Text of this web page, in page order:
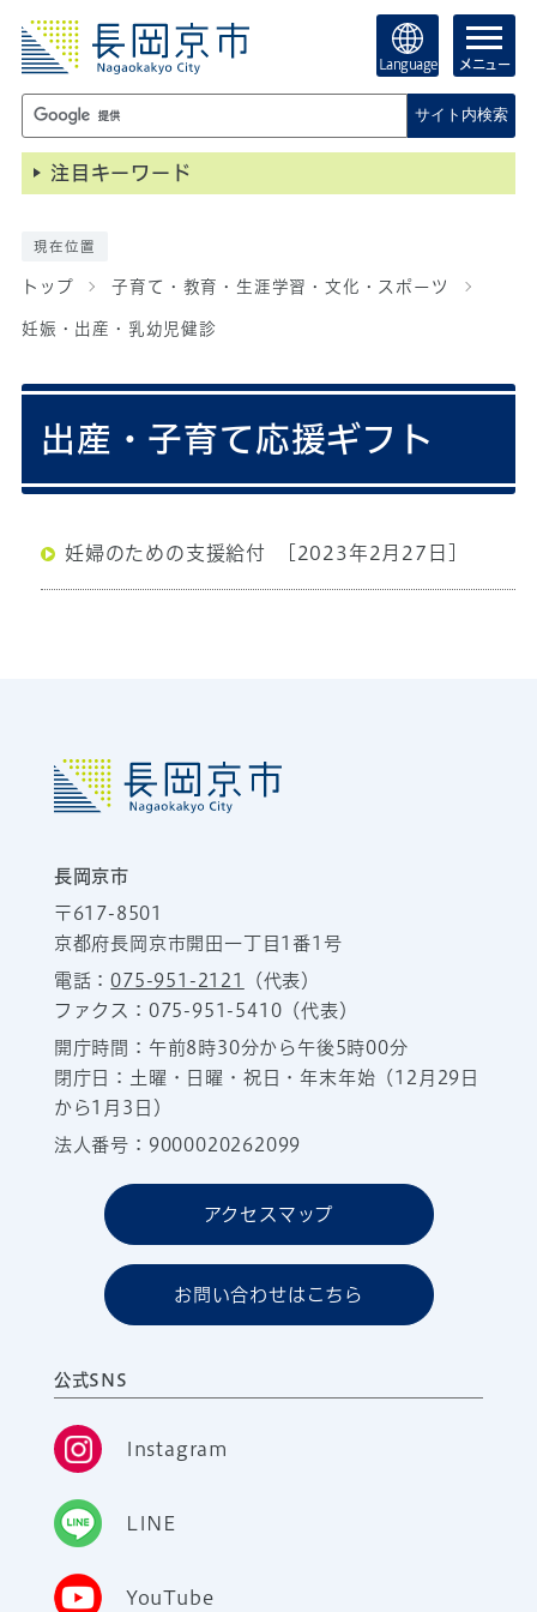
Language メニュー
サイト内検索
注目キーワード
現在位置
トップ 子育て・教育・生涯学習・文化・スポーツ
妊娠・出産・乳幼児健診
出産・子育て応援ギフト
妊婦のための支援給付 [2023年2月27日]
長岡京市
〒617-8501
京都府長岡京市開田一丁目1番1号
電話：075-951-2121
（代表）
ファクス：075-951-5410（代表）
開庁時間：午前8時30分から午後5時00分
閉庁日：土曜・日曜・祝日・年末年始（12月29日
から1月3日）
法人番号：9000020262099
アクセスマップ
お問い合わせはこちら
公式SNS
Instagram
LINE
YouTube